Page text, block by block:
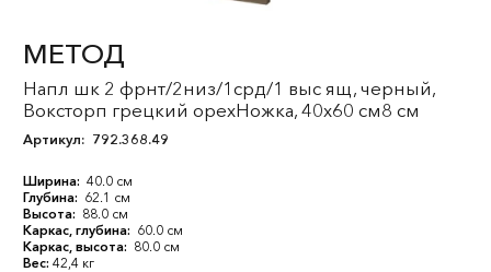
МЕТОД
Напл шк 2 фрнт/2низ/1срд/1 выс ящ, черный,
Воксторп грецкий орехНожка, 40x60 см8 см
Артикул: 792.368.49
Ширина: 40.0 см
Глубина: 62.1 см
Высота: 88.0 см
Каркас, глубина: 60.0 см
Каркас, высота: 80.0 см
Вес: 42,4 кг